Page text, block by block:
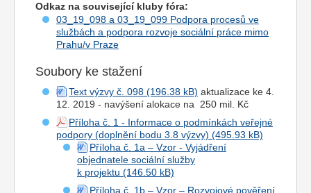
Odkaz na související kluby fóra:
03_19_098 a 03_19_099 Podpora procesů ve
službách a podpora rozvoje sociální práce mimo
Prahu/v Praze
Soubory ke stažení
Text výzvy č. 098
aktualizace ke 4.
12. 2019 - navýšení alokace na 250 mil. Kč
Příloha č. 1 - Informace o podmínkách veřejné
podpory (doplnění bodu 3.8 výzvy)
Příloha č. 1a – Vzor - Vyjádření
objednatele sociální služby
k projektu
Příloha č. 1b – Vzor – Rozvojové pověření